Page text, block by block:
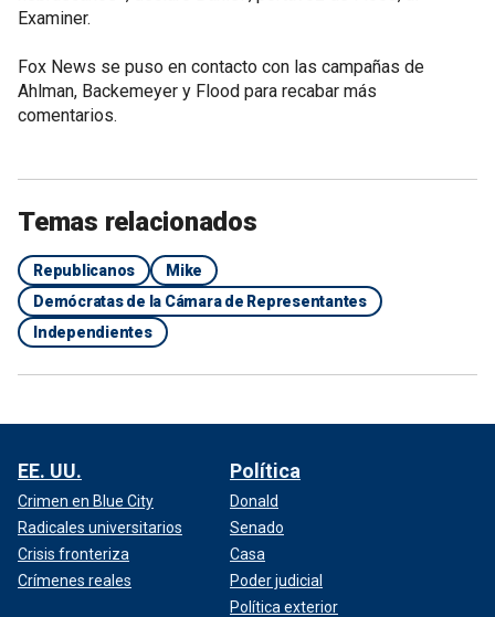
Examiner.
Fox News se puso en contacto con las campañas de
Ahlman, Backemeyer y Flood para recabar más
comentarios.
Temas relacionados
Republicanos
Mike
Demócratas de la Cámara de Representantes
Independientes
EE. UU.
Crimen en Blue City
Radicales universitarios
Crisis fronteriza
Crímenes reales
Política
Donald
Senado
Casa
Poder judicial
Política exterior